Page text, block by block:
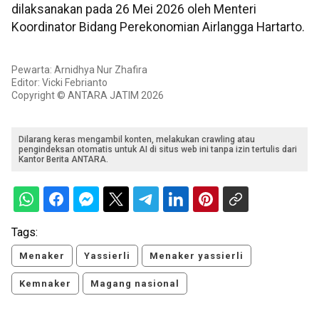
dilaksanakan pada 26 Mei 2026 oleh Menteri
Koordinator Bidang Perekonomian Airlangga Hartarto.
Pewarta: Arnidhya Nur Zhafira
Editor: Vicki Febrianto
Copyright © ANTARA JATIM 2026
Dilarang keras mengambil konten, melakukan crawling atau
pengindeksan otomatis untuk AI di situs web ini tanpa izin tertulis dari
Kantor Berita ANTARA.
Tags:
Menaker Yassierli Menaker yassierli
Kemnaker Magang nasional